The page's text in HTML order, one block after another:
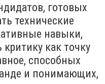
готовых
технические
навыки,
критику как точку
способных
и понимающих,